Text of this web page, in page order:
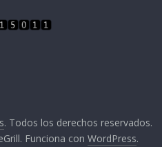
. Todos los derechos reservados.
Funciona conWordPress.